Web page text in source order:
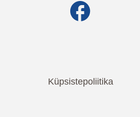
Küpsistepoliitika